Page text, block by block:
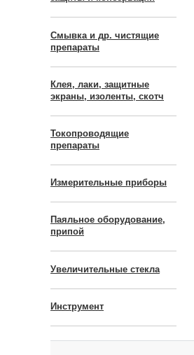
Смывка и др. чистящие
препараты
Клея, лаки, защитные
экраны, изоленты, скотч
Токопроводящие
препараты
Измерительные приборы
Паяльное оборудование,
припой
Увеличительные стекла
Инструмент